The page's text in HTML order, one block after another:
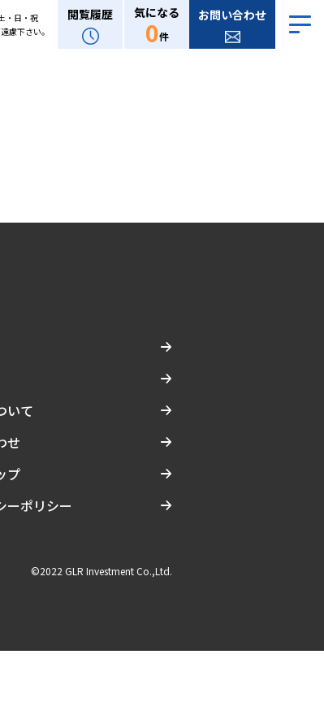
・日・祝
慮下さい。
閲覧履歴 気になる
0件
お問い合わせ
いて
せ
プ
ーポリシー
©2022 GLR Investment Co.,Ltd.